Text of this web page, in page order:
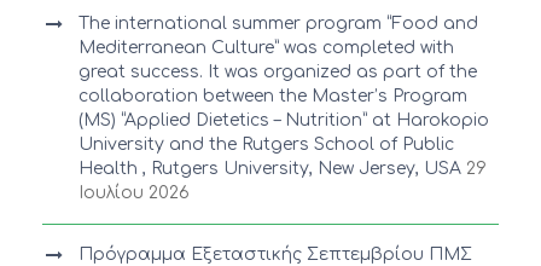
The international summer program “Food and
Mediterranean Culture” was completed with
great success. It was organized as part of the
collaboration between the Master’s Program
(MS) “Applied Dietetics – Nutrition” at Harokopio
University and the Rutgers School of Public
Health , Rutgers University, New Jersey, USA 29
Ιουλίου 2026
Πρόγραμμα Εξεταστικής Σεπτεμβρίου ΠΜΣ